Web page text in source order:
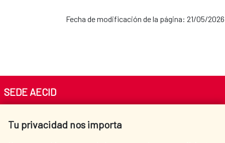
Fecha de modificación de la página: 21/05/2026
Tu privacidad nos importa
SEDE AECID
Tel. +34 900 20 30 54​​​​​​​